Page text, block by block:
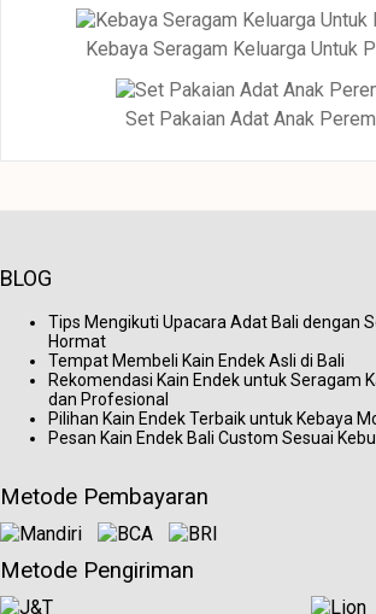
Kebaya Seragam Keluarga Untuk
Set Pakaian Adat Anak
BLOG
Tips Mengikuti Upacara Adat Bali dengan
Hormat
Tempat Membeli Kain Endek Asli di Bali
Rekomendasi Kain Endek untuk Seragam
dan Profesional
Pilihan Kain Endek Terbaik untuk Kebaya
Pesan Kain Endek Bali Custom Sesuai
Metode Pembayaran
Metode Pengiriman